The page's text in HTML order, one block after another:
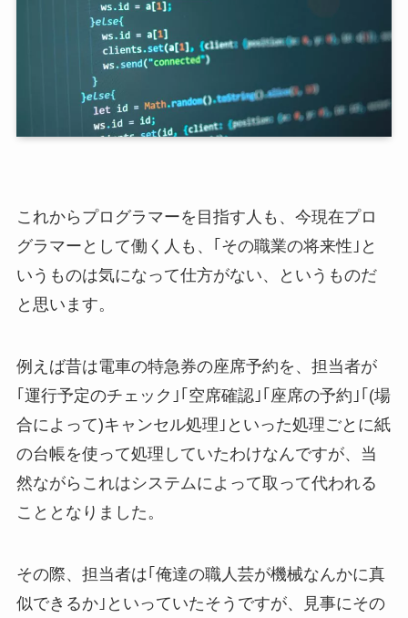
これからプログラマーを目指す人も、今現在プロ
グラマーとして働く人も、｢その職業の将来性｣と
いうものは気になって仕方がない、というものだ
と思います。
例えば昔は電車の特急券の座席予約を、担当者が
｢運行予定のチェック｣｢空席確認｣｢座席の予約｣｢(場
合によって)キャンセル処理｣といった処理ごとに紙
の台帳を使って処理していたわけなんですが、当
然ながらこれはシステムによって取って代われる
こととなりました。
その際、担当者は｢俺達の職人芸が機械なんかに真
似できるか｣といっていたそうですが、見事にその